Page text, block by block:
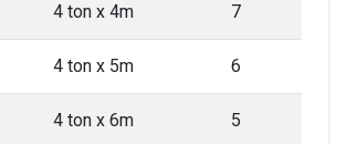
4 ton x 4m 7
4 ton x 5m 6
4 ton x 6m 5